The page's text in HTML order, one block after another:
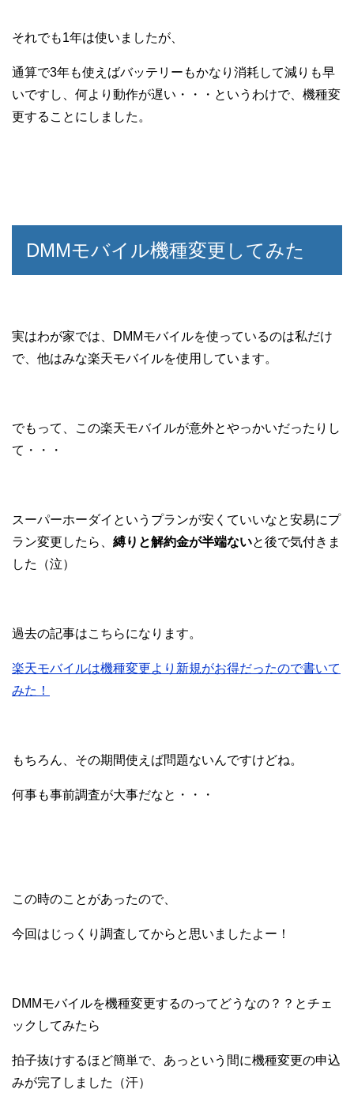
それでも1年は使いましたが、
通算で3年も使えばバッテリーもかなり消耗して減りも早
いですし、何より動作が遅い・・・というわけで、機種変
更することにしました。
DMMモバイル機種変更してみた
実はわが家では、DMMモバイルを使っているのは私だけ
で、他はみな楽天モバイルを使用しています。
でもって、この楽天モバイルが意外とやっかいだったりし
て・・・
スーパーホーダイというプランが安くていいなと安易にプ
ラン変更したら、 縛りと解約金が半端ないと後で気付きま
した（泣）
過去の記事はこちらになります。
楽天モバイルは機種変更より新規がお得だったので書いて
みた！
もちろん、その期間使えば問題ないんですけどね。
何事も事前調査が大事だなと・・・
この時のことがあったので、
今回はじっくり調査してからと思いましたよー！
DMMモバイルを機種変更するのってどうなの？？とチェ
ックしてみたら
拍子抜けするほど簡単で、あっという間に機種変更の申込
みが完了しました（汗）